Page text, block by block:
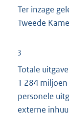
Ter inzage
Tweede
3
Totale
1 284
personele
externe